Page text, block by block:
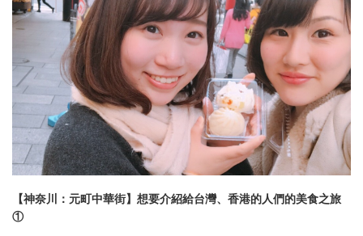
【神奈川：元町中華街】想要介紹給台灣、香港的人們的美食之旅
①